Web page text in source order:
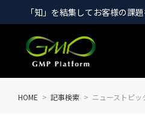
「知」を結集してお客様の課
HOME 記事検索 ニューストピッ